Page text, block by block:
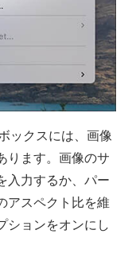
ックスには、画像
ります。画像のサ
入力するか、パー
アスペクト比を維
ションをオンにし